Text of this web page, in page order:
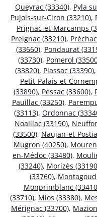
Queyrac (33340), Pyla
Pujols-sur-Ciron (33210),
Prignac-et-Marcamps
Preignac (33210),
(33660), Pondaurat
(33730), Pomerol
(33820), Plassac (33390),
Petit-Palais-et-
(33890), Pessac (33600),
Pauillac (33250),
(33113), Ordonnac
Noaillac (33190),
(33500), Naujan-et-
Mugron (40250),
en-Médoc (33480),
(33240), Morizès
(33760),
Monprimblanc
(33710), Mios (33380),
Mérignac (33700),